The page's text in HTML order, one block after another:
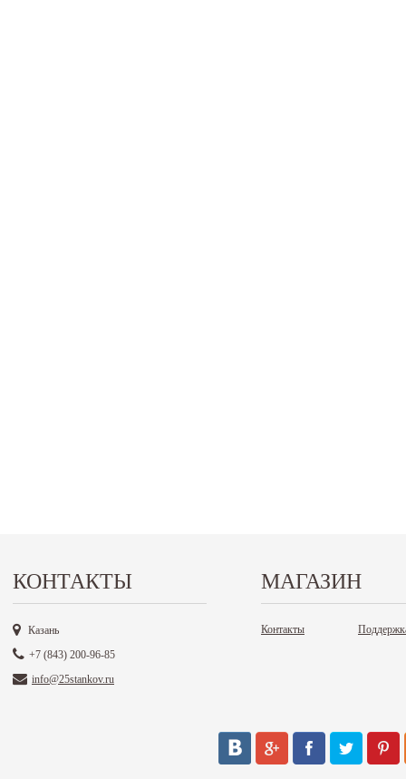
КОНТАКТЫ
Казань
+7 (843) 200-96-85
info@25stankov.ru
МАГАЗИН
Контакты